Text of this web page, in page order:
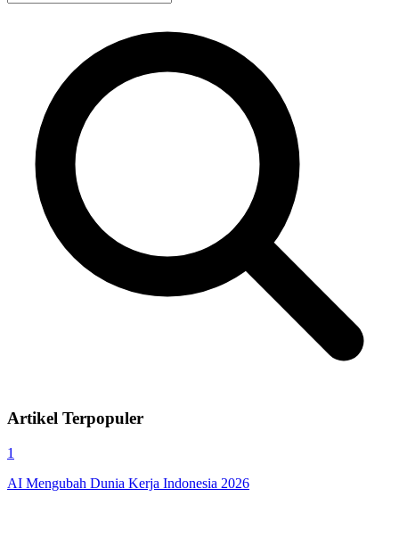
Artikel Terpopuler
1
AI Mengubah Dunia Kerja Indonesia 2026